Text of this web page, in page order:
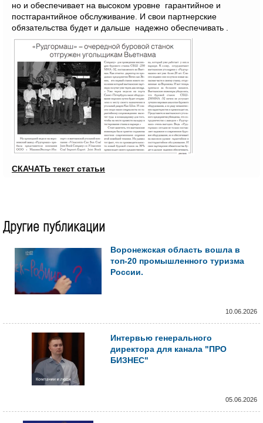
но и обеспечивает на высоком уровне гарантийное и
постгарантийное обслуживание. И свои партнерские
обязательства будет и дальше надежно обеспечивать .
СКАЧАТЬ текст статьи
Другие публикации
Воронежская область вошла в
топ-20 промышленного туризма
России.
10.06.2026
Интервью генерального
директора для канала "ПРО
БИЗНЕС"
05.06.2026